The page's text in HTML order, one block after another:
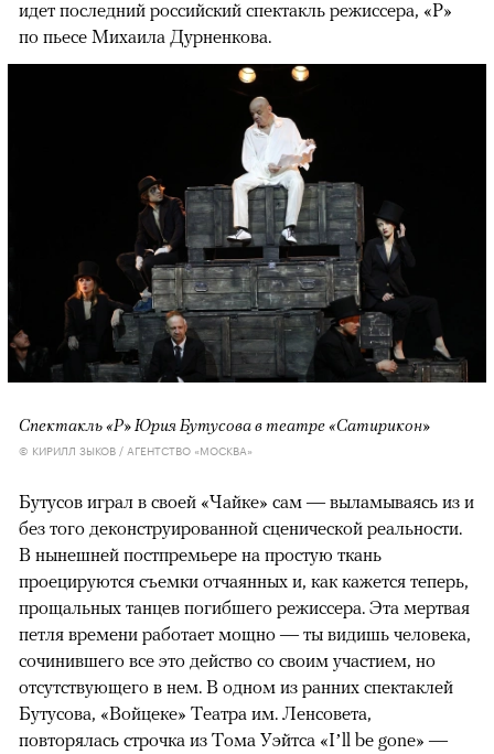
идет последний российский спектакль режиссера, «Р»
по пьесе Михаила Дурненкова.
Спектакль «Р» Юрия Бутусова в театре «Сатирикон»
© КИРИЛЛ ЗЫКОВ / АГЕНТСТВО «МОСКВА»
Бутусов играл в своей «Чайке» сам — выламываясь из и
без того деконструированной сценической реальности.
В нынешней постпремьере на простую ткань
проецируются съемки отчаянных и, как кажется теперь,
прощальных танцев погибшего режиссера. Эта мертвая
петля времени работает мощно — ты видишь человека,
сочинившего все это действо со своим участием, но
отсутствующего в нем. В одном из ранних спектаклей
Бутусова, «Войцеке» Театра им. Ленсовета,
повторялась строчка из Тома Уэйтса «I’ll be gone» —